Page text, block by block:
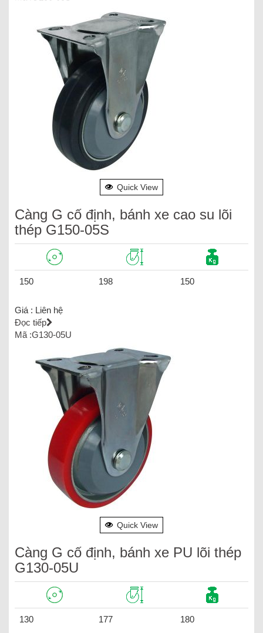
Quick View
Càng G cố định, bánh xe cao su lõi
thép G150-05S
150 198 150
Giá : Liên hệ
Đọc tiếp
Mã :G130-05U
Quick View
Càng G cố định, bánh xe PU lõi thép
G130-05U
130 177 180